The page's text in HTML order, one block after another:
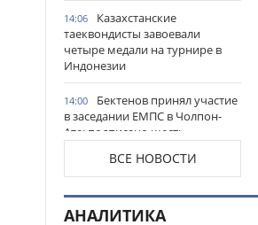
14:06
Казахстанские
таеквондисты завоевали
четыре медали на турнире в
Индонезии
14:00
Бектенов принял участие
в заседании ЕМПС в Чолпон-
Ате: подписано шесть
16 тысяч гостей посетили
Comic Con Astana 2026 в первый
день
ВСЕ НОВОСТИ
АНАЛИТИКА